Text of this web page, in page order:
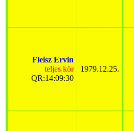
Fleisz Ervin
teljes kör
QR:14:09:30
1979.12.25.